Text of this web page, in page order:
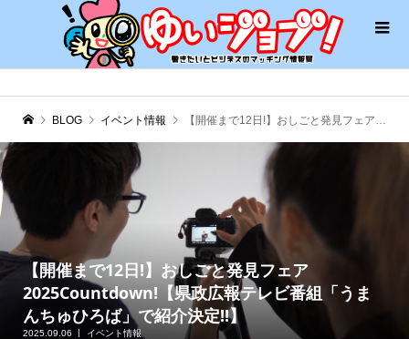
BLOG イベント情報 【開催まで12日!】おしごと発見フェア2025Countdown!【県政広報テレビ番組「うまんちゅひろば」で紹介決定!!】
【開催まで12日!】おしごと発見フェア
2025Countdown!【県政広報テレビ番組「うま
んちゅひろば」で紹介決定!!】
2025.09.06 イベント情報